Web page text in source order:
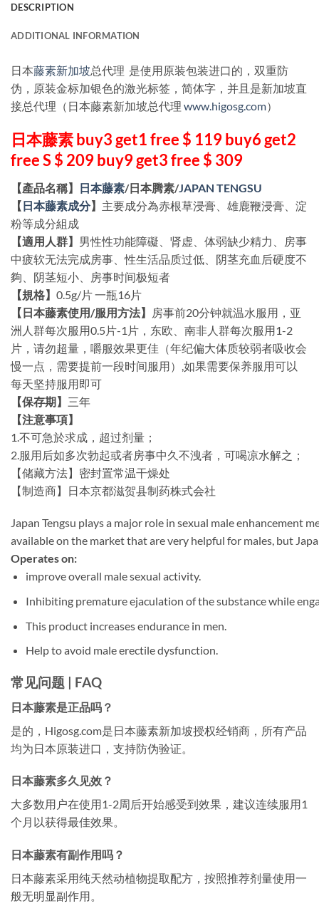
DESCRIPTION
ADDITIONAL INFORMATION
日本藤素新加坡总代理 是使用原装包装进口的，双重防
伪，原装金标加银色的激光标签，简体字，并且是新加坡直
接总代理（日本藤素新加坡总代理 www.higosg.com）
日本藤素 buy3 get1 free $ 119 buy6 get2
free S $ 209 buy9 get3 free $ 309
【產品名稱】 日本藤素/日本腾素/JAPAN TENGSU
【日本藤素成分】 主要成分為赤根草浸膏、雄鹿鞭浸膏、淀
粉等成分組成
【適用人群】 男性性功能障礙、肾虚、体弱缺少精力、房事
中疲软无法完成房事、性生活品质过低、阴茎充血后硬度不
夠、阴茎短小、房事时间极短者
【規格】 0.5g/片 一瓶16片
【日本藤素使用/服用方法】
房事前20分钟就温水服用，亚
洲人群每次服用0.5片-1片，东欧、南非人群每次服用1-2
片，请勿超量，嚼服效果更佳（年纪偏大体质较弱者吸收会
慢一点，需要提前一段时间服用）,如果需要保养服用可以
每天坚持服用即可
【保存期】 三年
【注意事項】
1.不可急於求成，超过剂量；
2.服用后如多次勃起或者房事中久不洩者，可喝凉水解之；
【储藏方法】密封置常温干燥处
【制造商】日本京都滋贺县制药株式会社
Japan Tengsu playsa major role in sexual maleenhancement
availableon the marketthatarevery helpful for males, but
Operateson:
improveoverall malesexual activity.
Inhibiting prematureejaculation ofthesubstancewhile
This product increasesendurance in men.
Helptoavoid maleerectiledysfunction.
常见问题 | FAQ
日本藤素是正品吗？
是的，Higosg.com是日本藤素新加坡授权经销商，所有产品
均为日本原装进口，支持防伪验证。
日本藤素多久见效？
大多数用户在使用1-2周后开始感受到效果，建议连续服用1
个月以获得最佳效果。
日本藤素有副作用吗？
日本藤素采用纯天然动植物提取配方，按照推荐剂量使用一
般无明显副作用。